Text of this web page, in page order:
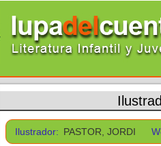
Ilustrador: PASTOR, JORDI